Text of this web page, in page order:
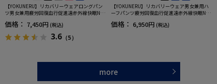
【YOKUNERU】リカバリーウェアロングパン
ツ男女兼用疲労回復血行促進遠赤外線快眠NA
NOMIX(R)【一般医療機器】SS～LLサイズ
価格： 7,450円 (税込)
3.6 （5）
【YOKUNERU】リカバリーウェア男女兼用ハ
ーフパンツ疲労回復血行促進遠赤外線快眠NA
NOMIX(R)【一般医療機器】SS～LLサイズ
価格： 6,950円 (税込)
more